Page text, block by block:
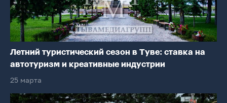
Летний туристический сезон в Туве: ставка на
автотуризм и креативные индустрии
25 марта